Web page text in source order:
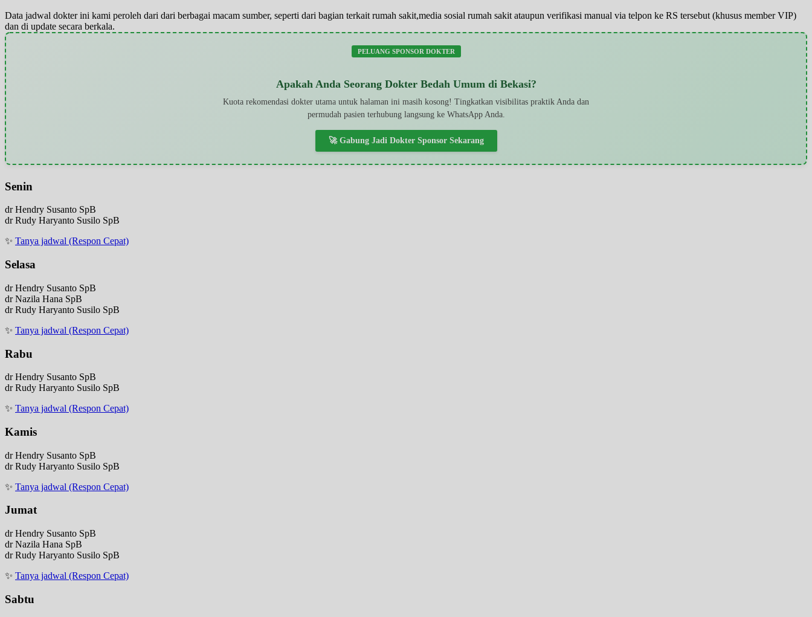
Data jadwal dokter ini kami peroleh dari dari berbagai macam sumber, seperti dari bagian terkait rumah sakit,media sosial rumah sakit ataupun verifikasi manual via telpon ke RS tersebut (khusus member VIP)
dan di update secara berkala.
PELUANG SPONSOR DOKTER
Apakah Anda Seorang Dokter Bedah Umum di Bekasi?
Kuota rekomendasi dokter utama untuk halaman ini masih kosong! Tingkatkan visibilitas praktik Anda dan
permudah pasien terhubung langsung ke WhatsApp Anda.
🚀 Gabung Jadi Dokter Sponsor Sekarang
Senin
dr Hendry Susanto SpB
dr Rudy Haryanto Susilo SpB
✨ Tanya jadwal (Respon Cepat)
Selasa
dr Hendry Susanto SpB
dr Nazila Hana SpB
dr Rudy Haryanto Susilo SpB
✨ Tanya jadwal (Respon Cepat)
Rabu
dr Hendry Susanto SpB
dr Rudy Haryanto Susilo SpB
✨ Tanya jadwal (Respon Cepat)
Kamis
dr Hendry Susanto SpB
dr Rudy Haryanto Susilo SpB
✨ Tanya jadwal (Respon Cepat)
Jumat
dr Hendry Susanto SpB
dr Nazila Hana SpB
dr Rudy Haryanto Susilo SpB
✨ Tanya jadwal (Respon Cepat)
Sabtu